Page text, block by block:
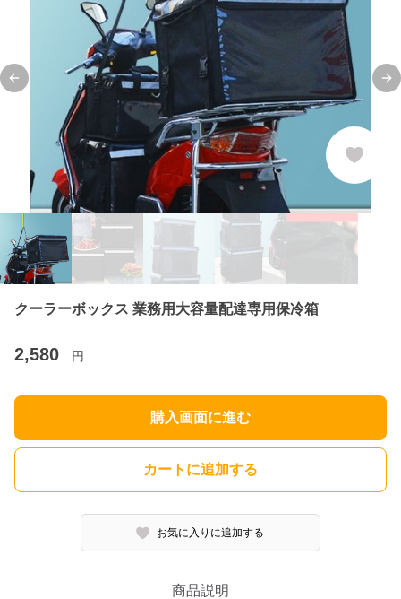
Previous slide
クーラーボックス 業務用大容量配達専用保冷箱
2,580 円
購入画面に進む
カートに追加する
お気に入りに追加する
商品説明